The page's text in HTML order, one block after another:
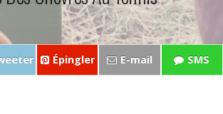
Épingler E-mail SMS